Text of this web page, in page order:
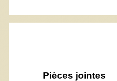
Pièces jointes